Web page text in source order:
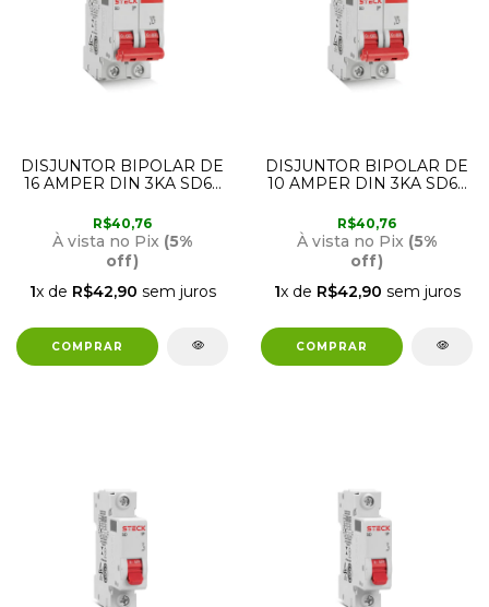
DISJUNTOR BIPOLAR DE
16 AMPER DIN 3KA SD62
R$40,76
À vista no Pix (5%
off)
1x de R$42,90 sem juros
DISJUNTOR BIPOLAR DE
10 AMPER DIN 3KA SD62
R$40,76
À vista no Pix (5%
off)
1x de R$42,90 sem juros